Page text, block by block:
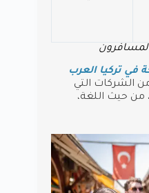
في تركيا العرب
الشركات التي
من حيث اللغة،